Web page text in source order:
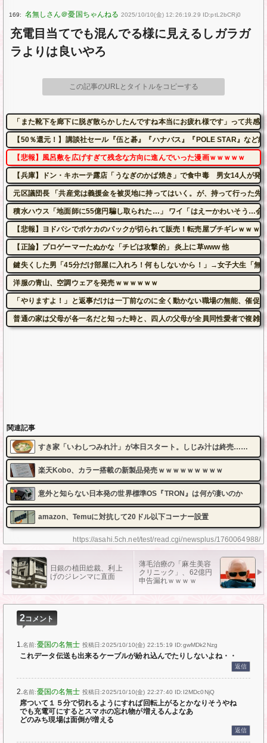
169: 2025/10/10(金) 12:26:19.29 ID:ptL2bCRj0
充電目当てでも混んでる様に見えるしガラガ
ラよりは良いやろ
https://asahi.5ch.net/test/read.cgi/newsplus/1760064988/
この記事のURLとタイトルをコピーする
「また靴下を廊下に脱ぎ散らかしたんですね本当にお疲れ様です」って共感
【50％還元！】講談社セール『伍と碁』『ハナバス』『POLE STAR』など
【悲報】風呂敷を広げすぎて残念な方向に進んでいった漫画ｗｗｗｗｗ
【兵庫】ドン・キホーテ露店「うなぎのかば焼き」で食中毒 男女14人が
元区議団長 「共産党は義援金を被災地に持ってはいく。が、持って行った先
積水ハウス「地面師に55億円騙し取られた…」 ワイ「はえーかわいそう…会
【悲報】ヨドバシでポケカのパックが切られて販売！転売屋ブチギレｗｗｗ
【正論】プロゲーマーたぬかな「チビは攻撃的」 炎上に草www 他
鍵失くした男「45分だけ部屋に入れろ！何もしないから！」→女子大生「
洋服の青山、空調ウェアを発売ｗｗｗｗｗｗ
「やりますよ！」と返事だけは一丁前なのに全く動かない職場の無能、催
普通の家は父母が各一名だと知った時と、四人の父母が全員同性愛者で複雑
関連記事
すき家「いわしつみれ汁」が本日スタート。しじみ汁は終売……
楽天Kobo、カラー搭載の新製品発売ｗｗｗｗｗｗｗｗｗ
意外と知らない日本発の世界標準OS『TRON』は何が凄いのか
amazon、Temuに対抗して20ドル以下コーナー設置
日銀の植田総裁、利上
げのジレンマに直面
薄毛治療の「麻生美容
クリニック」、62億円
申告漏れｗｗｗｗ
2コメント
1.名前:憂国の名無士 投稿日:2025/10/10(金) 22:15:19 ID:gwMDk2Nzg
これデータ伝送も出来るケーブルが紛れ込んでたりしないよね・・
返信
2.名前:憂国の名無士 投稿日:2025/10/10(金) 22:27:40 ID:I2MDc0NjQ
席ついて１５分で切れるようにすれば回転上がるとかなりそうやね
でも充電可にするとスマホの忘れ物が増えるんよなあ
どのみち現場は面倒が増える
返信